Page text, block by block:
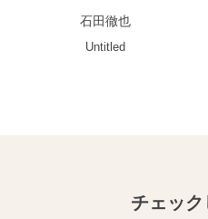
石田徹也
Untitled
チェッ